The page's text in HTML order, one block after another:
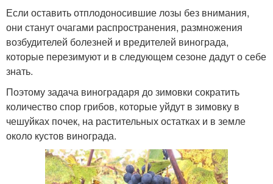
Если оставить отплодоносившие лозы без внимания,
они станут очагами распространения, размножения
возбудителей болезней и вредителей винограда,
которые перезимуют и в следующем сезоне дадут о себе
знать.
Поэтому задача виноградаря до зимовки сократить
количество спор грибов, которые уйдут в зимовку в
чешуйках почек, на растительных остатках и в земле
около кустов винограда.